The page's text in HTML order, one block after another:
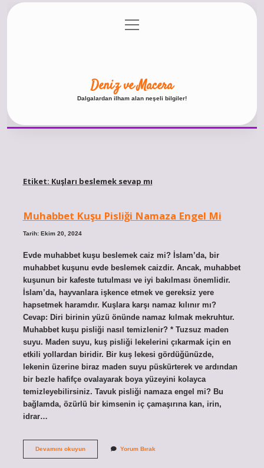
Gizlilik Politikası
menüyü
aç
Deniz ve Macera
Dalgalardan ilham alan neşeli bilgiler!
Etiket: Kuşları beslemek sevap mı
Muhabbet Kuşu Pisliği Namaza Engel Mi
Tarih: Ekim 20, 2024
Evde muhabbet kuşu beslemek caiz mi? İslam’da, bir
muhabbet kuşunu evde beslemek caizdir. Ancak, muhabbet
kuşunun bir kafeste tutulması ve iyi bakılması önemlidir.
İslam’da, hayvanlara işkence etmek ve gereksiz yere
hapsetmek haramdır. Kuşlara karşı namaz kılınır mı?
Cevap: Diri birinin yüzü önünde namaz kılmak mekruhtur.
Muhabbet kuşu pisliği nasıl temizlenir? * Tuzsuz maden
suyu. Maden suyu, kuş pisliği lekelerini çıkarmak için en
etkili yollardan biridir. Bir kuş lekesi gördüğünüzde,
lekenin üzerine biraz maden suyu püskürterek ve ardından
bir bezle hafifçe ovalayarak boya yüzeyini kolayca
temizleyebilirsiniz. Tavuk pisliği namaza engel mi? Bu
bağlamda, özürlü bir kimsenin iç çamaşırına kan, irin,
idrar…
Devamını okuyunMuhabbet
Yorum Bırak